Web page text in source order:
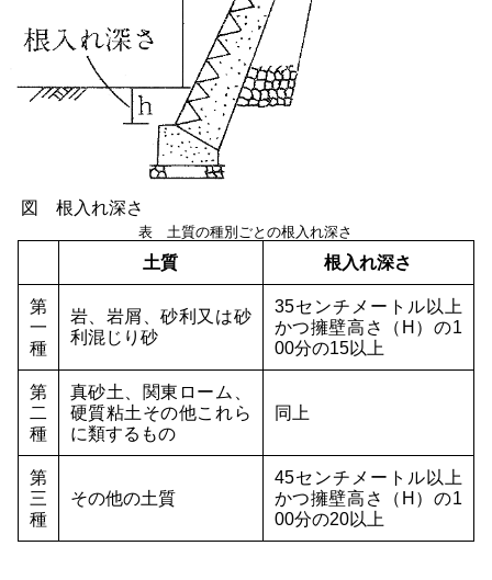
図 根入れ深さ
表 土質の種別ごとの根入れ深さ
土質 根入れ深さ
第
一
種
岩、岩屑、砂利又は砂
利混じり砂
35センチメートル以上
かつ擁壁高さ（H）の1
00分の15以上
第
二
種
真砂土、関東ローム、
硬質粘土その他これら
に類するもの
同上
第
三
種
その他の土質
45センチメートル以上
かつ擁壁高さ（H）の1
00分の20以上